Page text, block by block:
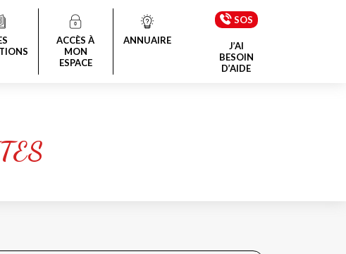
ACCÈS À
MON
ESPACE
ANNUAIRE
SOS
J’AI
BESOIN
D’AIDE